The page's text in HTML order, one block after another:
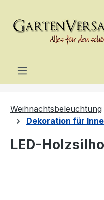
Weihnachtsbeleuchtung
Dekoration für
LED-